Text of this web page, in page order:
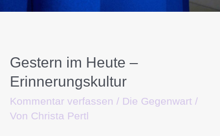
Gestern im Heute –
Erinnerungskultur
Kommentar verfassen / Die Gegenwart /
Von Christa Pertl